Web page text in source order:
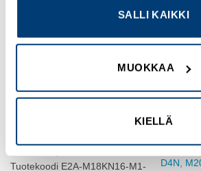
SALLI KAIKKI
MUOKKAA
KIELLÄ
Add to
Tuotekoodi E2A-M18KN16-M1-
OMRON
D4N,